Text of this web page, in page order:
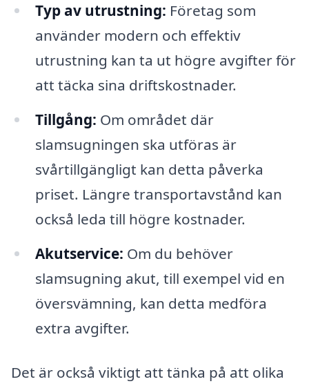
Typ av utrustning: Företag som
använder modern och effektiv
utrustning kan ta ut högre avgifter för
att täcka sina driftskostnader.
Tillgång: Om området där
slamsugningen ska utföras är
svårtillgängligt kan detta påverka
priset. Längre transportavstånd kan
också leda till högre kostnader.
Akutservice: Om du behöver
slamsugning akut, till exempel vid en
översvämning, kan detta medföra
extra avgifter.
Det är också viktigt att tänka på att olika